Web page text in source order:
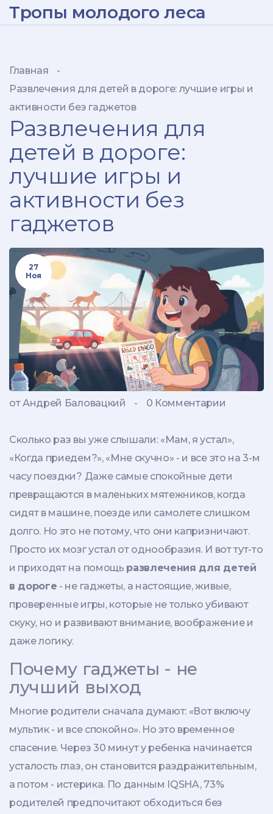
Тропы молодого леса
Главная
-
Развлечения для детей в дороге: лучшие игры и
активности без гаджетов
Развлечения для
детей в дороге:
лучшие игры и
активности без
гаджетов
27
Ноя
от Андрей Баловацкий - 0 Комментарии
Сколько раз вы уже слышали: «Мам, я устал»,
«Когда приедем?», «Мне скучно» - и все это на 3-м
часу поездки? Даже самые спокойные дети
превращаются в маленьких мятежников, когда
сидят в машине, поезде или самолете слишком
долго. Но это не потому, что они капризничают.
Просто их мозг устал от однообразия. И вот тут-то
и приходят на помощь развлечения для детей
в дороге - не гаджеты, а настоящие, живые,
проверенные игры, которые не только убивают
скуку, но и развивают внимание, воображение и
даже логику.
Почему гаджеты - не
лучший выход
Многие родители сначала думают: «Вот включу
мультик - и все спокойно». Но это временное
спасение. Через 30 минут у ребенка начинается
усталость глаз, он становится раздражительным,
а потом - истерика. По данным IQSHA, 73%
родителей предпочитают обходиться без